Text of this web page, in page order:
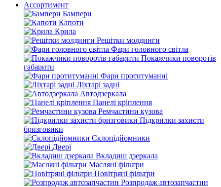
Ассортимент
Бампери
Капоти
Крила
Решітки молдинги
Фари головного світла
Покажчики поворотів
габарити
Фари протитуманні
Ліхтарі задні
Автодзеркала
Панелі кріплення
Ремчастини кузова
Підкрилки захисти
бризговики
Склопідйомники
Двері
Вкладиш дзеркала
Масляні фільтри
Повітряні фільтри
Розпродаж автозапчастин